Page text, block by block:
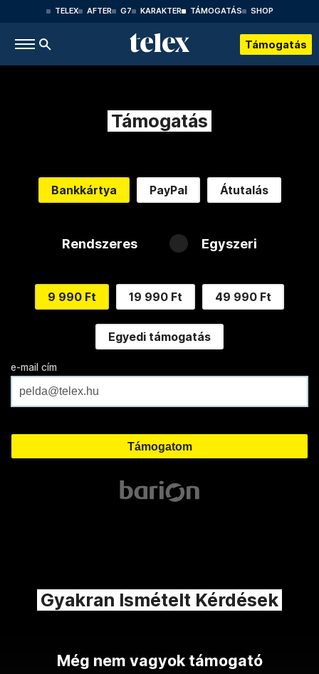
TELEX AFTER G7 KARAKTER TÁMOGATÁS SHOP
Támogatás
Támogatás
Bankkártya PayPal Átutalás
Rendszeres Egyszeri
9 990 Ft 19 990 Ft 49 990 Ft
Egyedi támogatás
e-mail cím
Gyakran Ismételt Kérdések
Még nem vagyok támogató